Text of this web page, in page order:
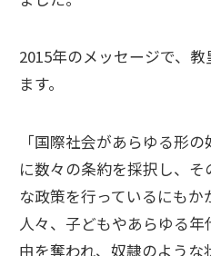
2015年のメッセージで、
ます。
「国際社会があらゆる形
に数々の条約を採択し、
な政策を行っているにも
人々、子どもやあらゆる
由を奪われ、奴隷のよう